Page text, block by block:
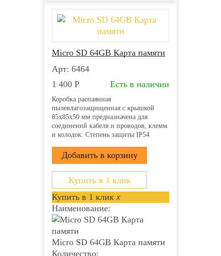
Micro SD 64GB Карта памяти
Арт: 6464
1 400 Р Есть в наличии
Коробка распаянная
пылевлагозащищенная с крышкой
85х85х50 мм предназначена для
соединений кабеля и проводов, клемм
и колодок. Степень защиты IP54
от ударов, пыли и влаги. Она
производится из прочного пластика
полипропилена и применяется для
открытой проводки....
Купить в 1 клик
Купить в 1 клик x
Наименование:
Micro SD 64GB Карта памяти
Количество: